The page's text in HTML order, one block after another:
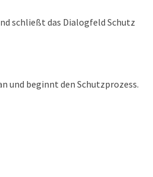
schließt das Dialogfeld Schutz
und beginnt den Schutzprozess.